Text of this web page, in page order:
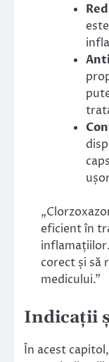
eficient în
corect și să
medicului.”
Indicații
În acest